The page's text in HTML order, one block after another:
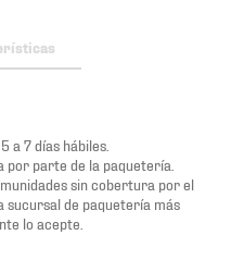
a 7 días hábiles.
por parte de la paquetería.
sin cobertura por el
sucursal de paquetería más
lo acepte.